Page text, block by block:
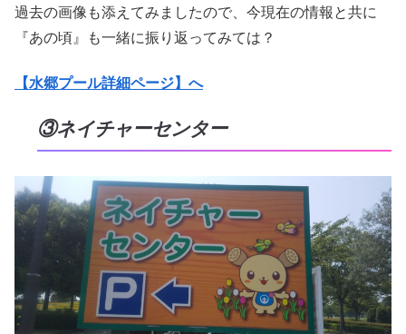
過去の画像も添えてみましたので、今現在の情報と共に
『あの頃』も一緒に振り返ってみては？
【水郷プール詳細ページ】へ
③ネイチャーセンター